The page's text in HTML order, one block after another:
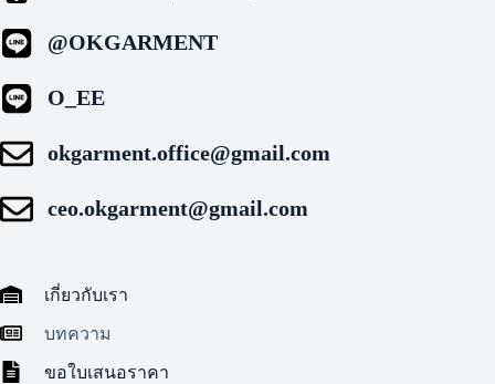
@OKGARMENT
O_EE
okgarment.office@gmail.com
ceo.okgarment@gmail.com
เกี่ยวกับเรา
บทความ
ขอใบเสนอราคา